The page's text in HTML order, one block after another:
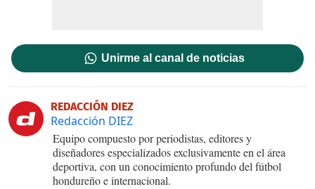
Unirme al canal de noticias
REDACCIÓN DIEZ
Redacción DIEZ
Equipo compuesto por periodistas, editores y
diseñadores especializados exclusivamente en el área
deportiva, con un conocimiento profundo del fútbol
hondureño e internacional.